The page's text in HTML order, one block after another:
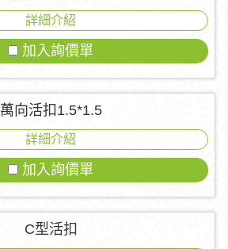
詳細介紹
加入詢價單
萬向活扣1.5*1.5
詳細介紹
加入詢價單
C型活扣